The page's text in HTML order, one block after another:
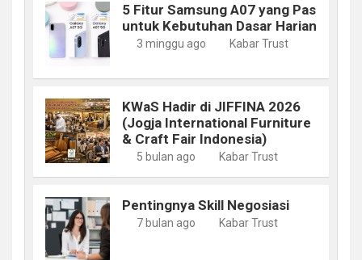
5 Fitur Samsung A07 yang Pas
untuk Kebutuhan Dasar Harian
3 minggu ago Kabar Trust
KWaS Hadir di JIFFINA 2026
(Jogja International Furniture
& Craft Fair Indonesia)
5 bulan ago Kabar Trust
Pentingnya Skill Negosiasi
7 bulan ago Kabar Trust